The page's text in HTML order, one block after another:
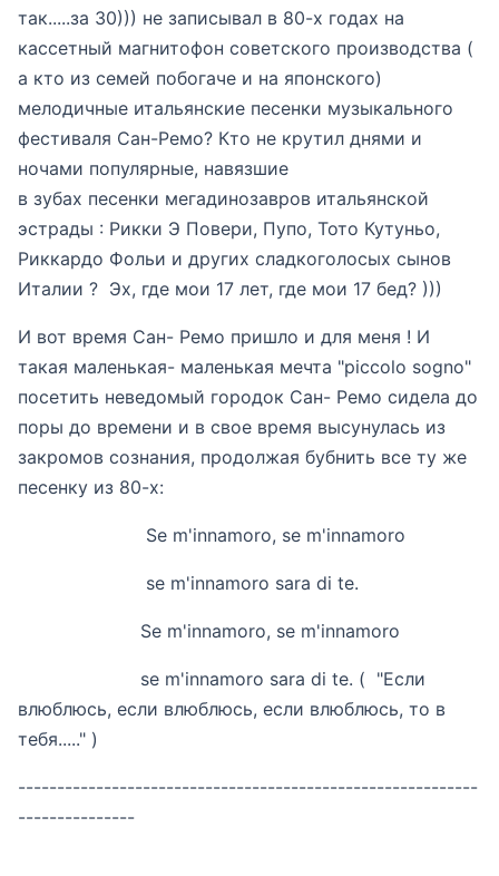
так.....за 30))) не записывал в 80-х годах на
кассетный магнитофон советского производства (
а кто из семей побогаче и на японского)
мелодичные итальянские песенки музыкального
фестиваля Сан-Ремо? Кто не крутил днями и
ночами популярные, навязшие
в зубах песенки мегадинозавров итальянской
эстрады : Рикки Э Повери, Пупо, Тото Кутуньо,
Риккардо Фольи и других сладкоголосых сынов
Италии ? Эх, где мои 17 лет, где мои 17 бед? )))
И вот время Сан- Ремо пришло и для меня ! И
такая маленькая- маленькая мечта "piccolo sogno"
посетить неведомый городок Сан- Ремо сидела до
поры до времени и в свое время высунулась из
закромов сознания, продолжая бубнить все ту же
песенку из 80-х:
Se m'innamoro, se m'innamoro
se m'innamoro sarа di te.
Se m'innamoro, se m'innamoro
se m'innamoro sarа di te. ( "Если
влюблюсь, если влюблюсь, если влюблюсь, то в
тебя....." )
-----------------------------------------------------------
---------------